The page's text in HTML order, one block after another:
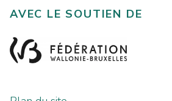
AVEC LE SOUTIEN DE